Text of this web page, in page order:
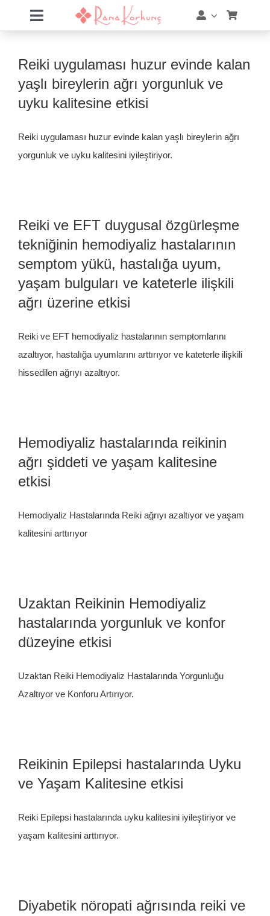
Toggle
Hizmetler
Eğitimler
Blog
İletişim
Reiki uygulaması huzur evinde kalan
yaşlı bireylerin ağrı yorgunluk ve
uyku kalitesine etkisi
Reiki uygulaması huzur evinde kalan yaşlı bireylerin ağrı
yorgunluk ve uyku kalitesini iyileştiriyor.
Reiki ve EFT duygusal özgürleşme
tekniğinin hemodiyaliz hastalarının
semptom yükü, hastalığa uyum,
yaşam bulguları ve kateterle ilişkili
ağrı üzerine etkisi
Reiki ve EFT hemodiyaliz hastalarının semptomlarını
azaltıyor, hastalığa uyumlarını arttırıyor ve kateterle ilişkili
hissedilen ağrıyı azaltıyor.
Hemodiyaliz hastalarında reikinin
ağrı şiddeti ve yaşam kalitesine
etkisi
Hemodiyaliz Hastalarında Reiki ağrıyı azaltıyor ve yaşam
kalitesini arttırıyor
Uzaktan Reikinin Hemodiyaliz
hastalarında yorgunluk ve konfor
düzeyine etkisi
Uzaktan Reiki Hemodiyaliz Hastalarında Yorgunluğu
Azaltıyor ve Konforu Artırıyor.
Reikinin Epilepsi hastalarında Uyku
ve Yaşam Kalitesine etkisi
Reiki Epilepsi hastalarında uyku kalitesini iyileştiriyor ve
yaşam kalitesini arttırıyor.
Diyabetik nöropati ağrısında reiki ve